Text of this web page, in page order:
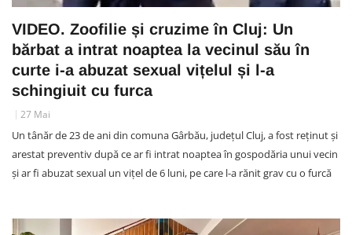
VIDEO. Zoofilie și cruzime în Cluj: Un
bărbat a intrat noaptea la vecinul său în
curte i-a abuzat sexual vițelul și l-a
schingiuit cu furca
27 Mai
Un tânăr de 23 de ani din comuna Gârbău, județul Cluj, a fost reținut și
arestat preventiv după ce ar fi intrat noaptea în gospodăria unui vecin
și ar fi abuzat sexual un vițel de 6 luni, pe care l-a rănit grav cu o furcă